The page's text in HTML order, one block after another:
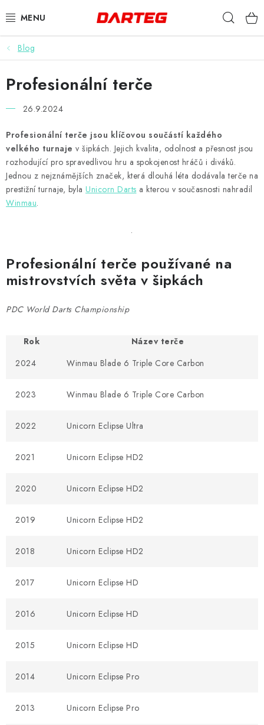
na
ŠIPKY
TERČE
DOPLŇKY K TERČI
LETKY
NÁSADKY
HROTY
PŘÍSLUŠENSTVÍ
TERČE A ŠIPKY
POUZDRA
Kontakty Hodnocení obchodu
Blog
Profesionální terče
26.9.2024
Profesionální terče jsou klíčovou součástí každého
velkého turnaje v šipkách. Jejich kvalita, odolnost a přesnost jsou
rozhodující pro spravedlivou hru a spokojenost hráčů i diváků.
Jednou z nejznámějších značek, která dlouhá léta dodávala terče na
prestižní turnaje, byla Unicorn Darts a kterou v současnosti nahradil
Winmau.
.
Profesionální terče používané na
mistrovstvích světa v šipkách
PDC World Darts Championship
Rok
Název terče
2024
Winmau Blade 6 Triple Core Carbon
2023 Winmau Blade 6 Triple Core Carbon
2022 Unicorn Eclipse Ultra
2021 Unicorn Eclipse HD2
2020 Unicorn Eclipse HD2
2019 Unicorn Eclipse HD2
2018 Unicorn Eclipse HD2
2017 Unicorn Eclipse HD
2016 Unicorn Eclipse HD
2015 Unicorn Eclipse HD
2014 Unicorn Eclipse Pro
2013 Unicorn Eclipse Pro